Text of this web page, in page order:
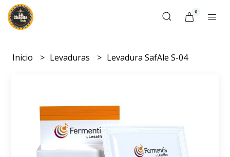
0
Inicio Levaduras Levadura SafAle S-04